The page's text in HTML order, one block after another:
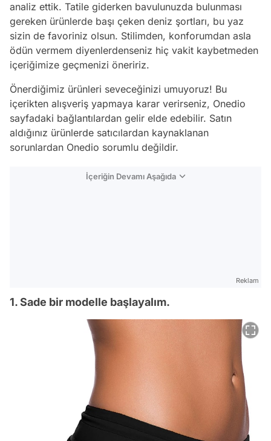
analiz ettik. Tatile giderken bavulunuzda bulunması
gereken ürünlerde başı çeken deniz şortları, bu yaz
sizin de favoriniz olsun. Stilimden, konforumdan asla
ödün vermem diyenlerdenseniz hiç vakit kaybetmeden
içeriğimize geçmenizi öneririz.
Önerdiğimiz ürünleri seveceğinizi umuyoruz! Bu
içerikten alışveriş yapmaya karar verirseniz, Onedio
sayfadaki bağlantılardan gelir elde edebilir. Satın
aldığınız ürünlerde satıcılardan kaynaklanan
sorunlardan Onedio sorumlu değildir.
İçeriğin Devamı Aşağıda
Reklam
1. Sade bir modelle başlayalım.